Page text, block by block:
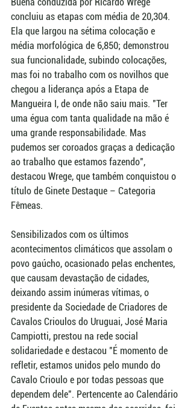
concluiu as etapas com média de 20,304.
Ela que largou na sétima colocação e
média morfológica de 6,850; demonstrou
sua funcionalidade, subindo colocações,
mas foi no trabalho com os novilhos que
chegou a liderança após a Etapa de
Mangueira I, de onde não saiu mais. "Ter
uma égua com tanta qualidade na mão é
uma grande responsabilidade. Mas
pudemos ser coroados graças a dedicação
ao trabalho que estamos fazendo",
destacou Wrege, que também conquistou o
título de Ginete Destaque – Categoria
Fêmeas.
Sensibilizados com os últimos
acontecimentos climáticos que assolam o
povo gaúcho, ocasionado pelas enchentes,
que causam devastação de cidades,
deixando assim inúmeras vítimas, o
presidente da Sociedade de Criadores de
Cavalos Crioulos do Uruguai, José Maria
Campiotti, prestou na rede social
solidariedade e destacou "É momento de
refletir, estamos unidos pelo mundo do
Cavalo Crioulo e por todas pessoas que
dependem dele". Pertencente ao Calendário